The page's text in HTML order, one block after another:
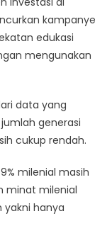
NISP
Ajak
Generasi
Milenial
Investasi
Sebagai
Lifestyle
kampanye
edukasi
mengunakan
data yang
generasi
cukup rendah.
milenial masih
minat milenial
yakni hanya